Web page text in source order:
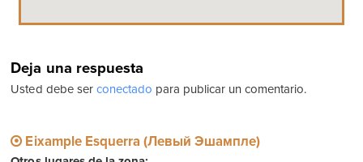
Deja una respuesta
Usted debe ser conectado para publicar un comentario.
Eixample Esquerra (Левый Эшампле)